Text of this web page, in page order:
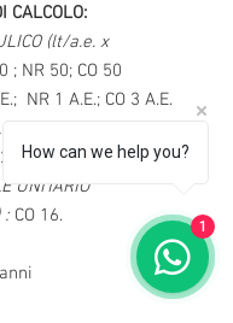
CALCOLO:
(lt/a.e. x
; NR 50; CO 50
NR 1 A.E.; CO 3 A.E.
UNITARIO
35 ; NR 50; CO -.
UNITARIO
: CO 16.
How can we help you?
1